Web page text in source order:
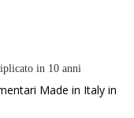
in 10 anni
Made in Italy in